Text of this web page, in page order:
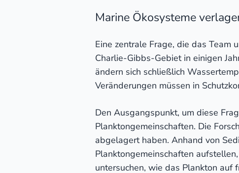
Marine Ökosysteme
Eine zentrale Frage, die das Team
Charlie-Gibbs-Gebiet in einigen
ändern sich schließlich
Veränderungen müssen in
Den Ausgangspunkt, um diese
Planktongemeinschaften. Die
abgelagert haben. Anhand von
Planktongemeinschaften
untersuchen, wie das Plankton auf